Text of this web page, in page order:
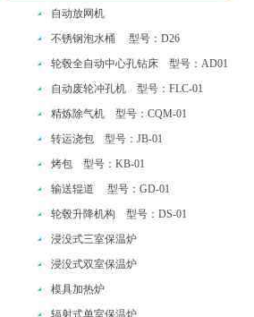
自动放网机
不锈钢泡水桶 型号：D26
轮毂全自动中心孔钻床 型号：AD01
自动废轮冲孔机 型号：FLC-01
精炼除气机 型号：CQM-01
转运浇包 型号：JB-01
烤包 型号：KB-01
输送辊道 型号：GD-01
轮毂升降机构 型号：DS-01
浸没式三室保温炉
浸没式双室保温炉
模具加热炉
辐射式单室保温炉